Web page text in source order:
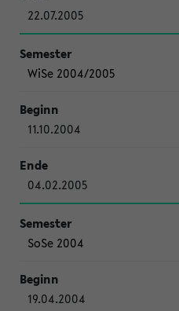
22.07.2005
WiSe 2004/2005
11.10.2004
04.02.2005
SoSe 2004
19.04.2004